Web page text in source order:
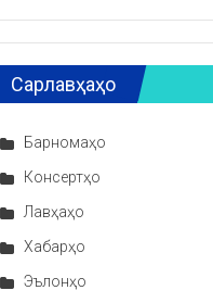
Сарлавҳаҳо
Барномаҳо
Консертҳо
Лавҳаҳо
Хабарҳо
Эълонҳо